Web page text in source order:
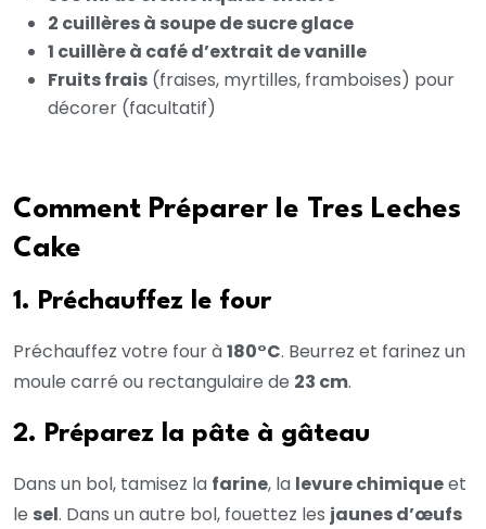
2 cuillères à soupe de sucre glace
1 cuillère à café d’extrait de vanille
Fruits frais (fraises, myrtilles, framboises) pour
décorer (facultatif)
Comment Préparer le Tres Leches
Cake
1. Préchauffez le four
Préchauffez votre four à180°C. Beurrez et farinez un
moule carré ou rectangulaire de 23 cm.
2. Préparez la pâte à gâteau
Dans un bol, tamisez la farine, la levure chimiqueet
le sel. Dans un autre bol, fouettez les jaunes d’œufs